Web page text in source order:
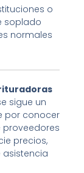
o
soplado
normales
sigue un
por conocer
proveedores
precios,
asistencia